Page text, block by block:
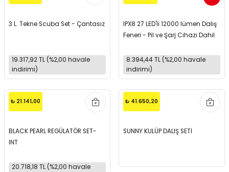
3 L. Tekne Scuba Set - Çantasız
19.317,92 TL (%2,00 havale
indirimi)
IPX8 27 LED'li 12000 lümen Dalış
Feneri - Pil ve Şarj Cihazı Dahil
8.394,44 TL (%2,00 havale
indirimi)
₺ 21.141,00
BLACK PEARL REGÜLATÖR SET-
INT
20.718,18 TL (%2,00 havale
₺ 41.650,20
SUNNY KULÜP DALIŞ SETİ